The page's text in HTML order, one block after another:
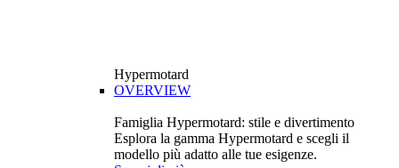
Hypermotard
OVERVIEW
Famiglia Hypermotard: stile e divertimento
Esplora la gamma Hypermotard e scegli il
modello più adatto alle tue esigenze.